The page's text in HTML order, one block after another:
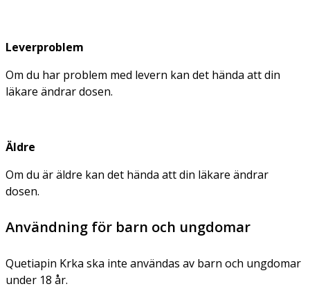
Leverproblem
Om du har problem med levern kan det hända att din
läkare ändrar dosen.
Äldre
Om du är äldre kan det hända att din läkare ändrar
dosen.
Användning för barn och ungdomar
Quetiapin Krka ska inte användas av barn och ungdomar
under 18 år.